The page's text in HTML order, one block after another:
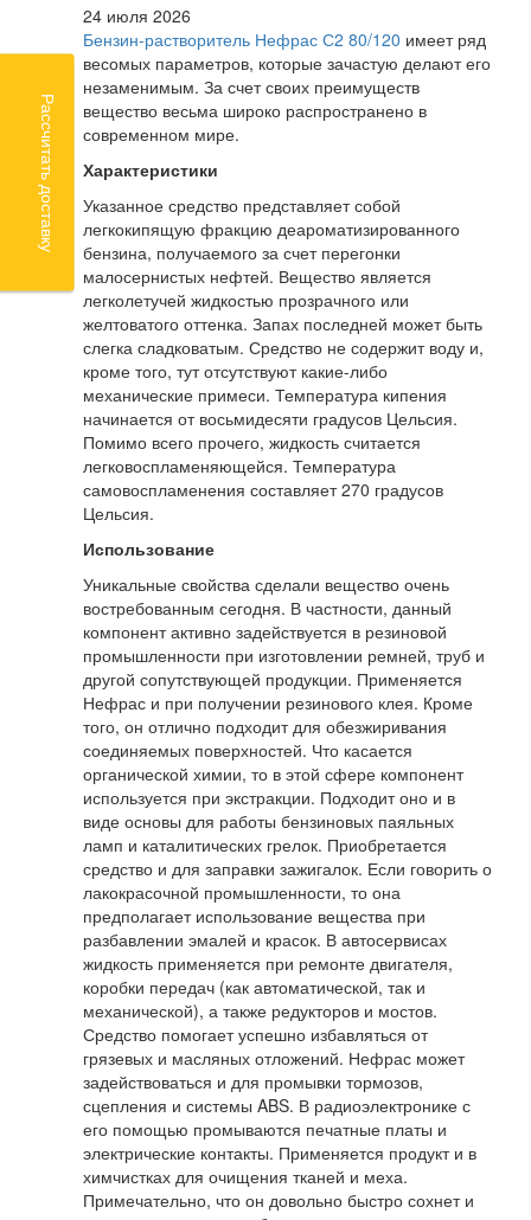
24 июля 2026
Бензин-растворитель Нефрас С2 80/120 имеет ряд
весомых параметров, которые зачастую делают его
незаменимым. За счет своих преимуществ
вещество весьма широко распространено в
современном мире.
Характеристики
Указанное средство представляет собой
легкокипящую фракцию деароматизированного
бензина, получаемого за счет перегонки
малосернистых нефтей. Вещество является
легколетучей жидкостью прозрачного или
желтоватого оттенка. Запах последней может быть
слегка сладковатым. Средство не содержит воду и,
кроме того, тут отсутствуют какие-либо
механические примеси. Температура кипения
начинается от восьмидесяти градусов Цельсия.
Помимо всего прочего, жидкость считается
легковоспламеняющейся. Температура
самовоспламенения составляет 270 градусов
Цельсия.
Использование
Уникальные свойства сделали вещество очень
востребованным сегодня. В частности, данный
компонент активно задействуется в резиновой
промышленности при изготовлении ремней, труб и
другой сопутствующей продукции. Применяется
Нефрас и при получении резинового клея. Кроме
того, он отлично подходит для обезжиривания
соединяемых поверхностей. Что касается
органической химии, то в этой сфере компонент
используется при экстракции. Подходит оно и в
виде основы для работы бензиновых паяльных
ламп и каталитических грелок. Приобретается
средство и для заправки зажигалок. Если говорить о
лакокрасочной промышленности, то она
предполагает использование вещества при
разбавлении эмалей и красок. В автосервисах
жидкость применяется при ремонте двигателя,
коробки передач (как автоматической, так и
механической), а также редукторов и мостов.
Средство помогает успешно избавляться от
грязевых и масляных отложений. Нефрас может
задействоваться и для промывки тормозов,
сцепления и системы ABS. В радиоэлектронике с
его помощью промываются печатные платы и
электрические контакты. Применяется продукт и в
химчистках для очищения тканей и меха.
Примечательно, что он довольно быстро сохнет и
Рассчитать доставку